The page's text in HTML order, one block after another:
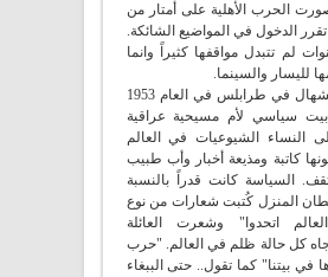
الحرب الأهلية على أمتار من
تقرر الدخول في المواضيع الشائكة.
لم تتبدل مواقفها كثيراً وانما
لليسار والسينما.
وُلدت رنده الشهال في طرابلس في العام 1953
سياسي لأم مسيحية عراقية
النساء الشيوعيات في العالم
كاتبة ومذيعة أخبار وأب طبيب
السياسة كانت قدراً بالنسبة
المنزل كُتبت شعارات من نوع
اتحدوا" وشعرت العائلة
كل حالة ظلم في العالم. "حرب
في بيتنا" كما تقول.. حتى الببغاء